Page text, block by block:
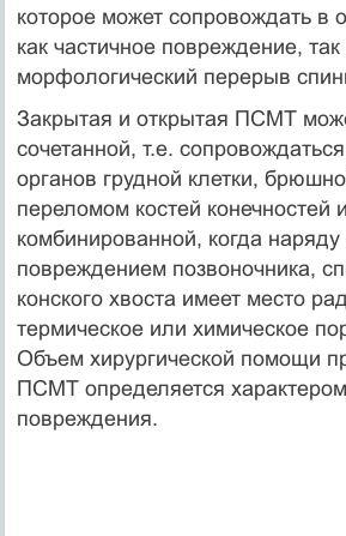
которое может сопровождать в
как частичное повреждение, так
морфологический перерыв
Закрытая и открытая ПСМТ
сочетанной, т.е.
органов грудной клетки,
переломом костей конечностей
комбинированной, когда
повреждением позвоночника,
конского хвоста имеет место
термическое или химическое
Объем хирургической помощи
ПСМТ определяется
повреждения.